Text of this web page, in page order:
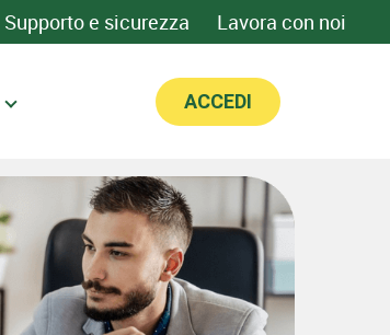
Supporto e sicurezza Lavora con noi
ACCEDI